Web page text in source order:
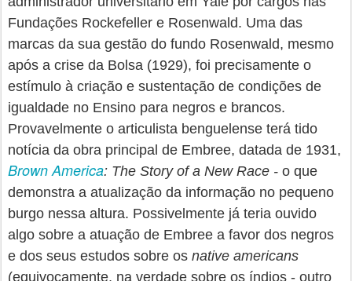
Fundações Rockefeller e Rosenwald. Uma das
marcas da sua gestão do fundo Rosenwald, mesmo
após a crise da Bolsa (1929), foi precisamente o
estímulo à criação e sustentação de condições de
igualdade no Ensino para negros e brancos.
Provavelmente o articulista benguelense terá tido
notícia da obra principal de Embree, datada de 1931,
Brown America: The Story of a New Race - o que
demonstra a atualização da informação no pequeno
burgo nessa altura. Possivelmente já teria ouvido
algo sobre a atuação de Embree a favor dos negros
e dos seus estudos sobre os native americans
(equivocamente, na verdade sobre os índios - outro